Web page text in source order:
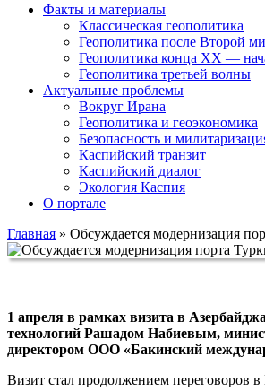
Факты и материалы
Классическая геополитика
Геополитика после Второй
Геополитика конца XX —
Геополитика третьей волны
Актуальные проблемы
Вокруг Ирана
Геополитика и геоэкономика
Безопасность и
Каспийский транзит
Каспийский диалог
Экология Каспия
О портале
Главная » Обсуждается модернизация
1 апреля в рамках визита в
технологий Рашадом Набиевым,
директором ООО «Бакинский
Визит стал продолжением переговоров